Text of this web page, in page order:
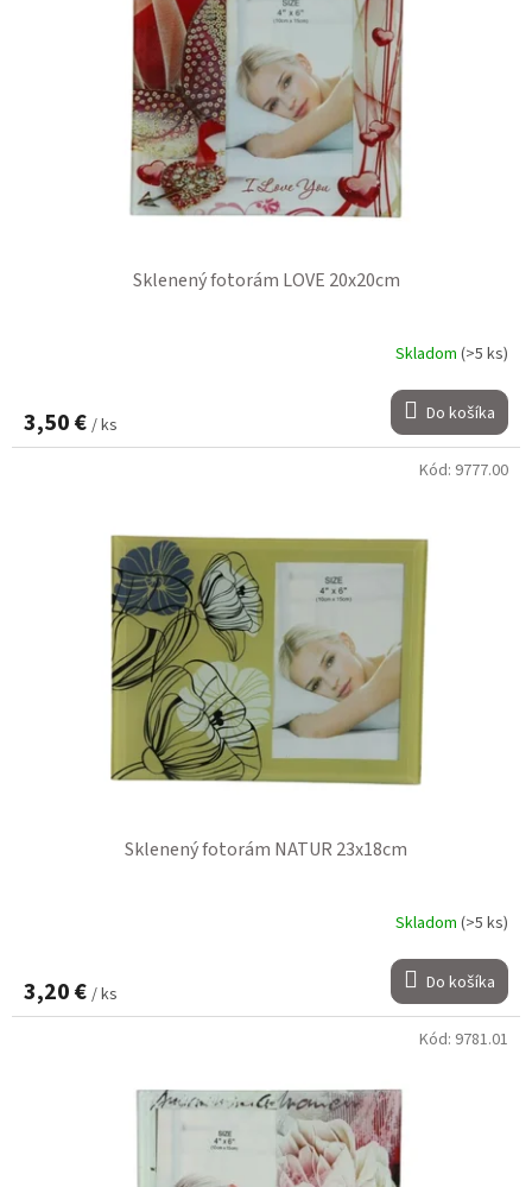
Sklenený fotorám LOVE 20x20cm
Skladom (>5 ks)
3,50 € / ks Do košíka
Sklenený fotorám NATUR 23x18cm
Skladom (>5 ks)
3,20 € / ks Do košíka
Kód: 9777.00
Kód: 9781.01